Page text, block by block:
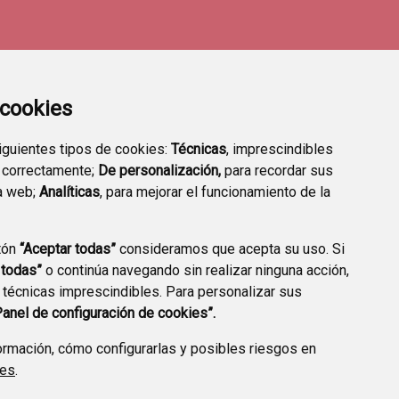
tipos de cookies: Técnicas, imprescindibles
De personalización, para recordar sus
web; Analíticas, para mejorar el funcionamiento de la
“Aceptar todas” consideramos que acepta su uso. Si
o continúa navegando sin realizar ninguna acción,
imprescindibles. Para personalizar sus
de configuración de cookies”.
cómo configurarlas y posibles riesgos en
.
DE GUARDIA